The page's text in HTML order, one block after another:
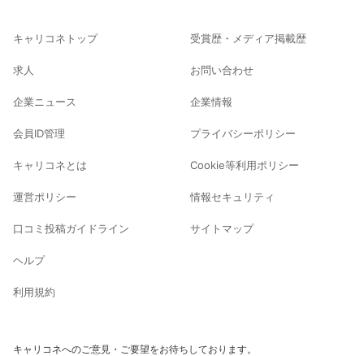
キャリコネトップ
求人
企業ニュース
会員ID管理
キャリコネとは
運営ポリシー
口コミ投稿ガイドライン
ヘルプ
利用規約
受賞歴・メディア掲載歴
お問い合わせ
企業情報
プライバシーポリシー
Cookie等利用ポリシー
情報セキュリティ
サイトマップ
キャリコネへのご意見・ご要望をお待ちしております。